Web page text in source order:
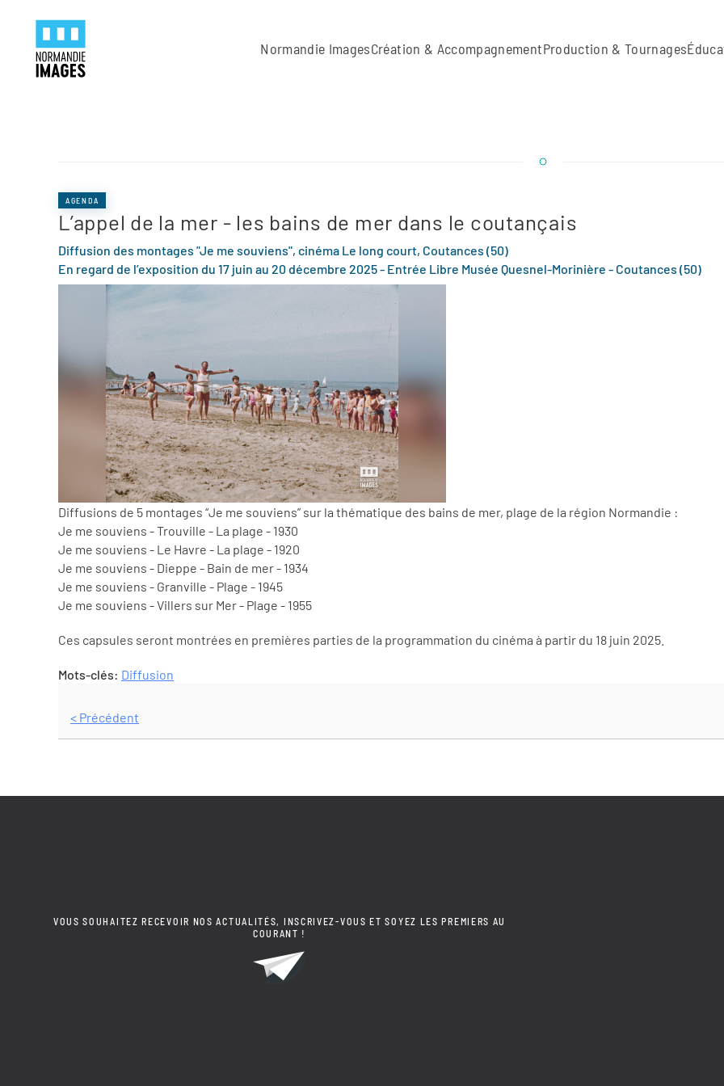
Skip to main content
Normandie ImagesCréation & AccompagnementProduction & Tournages
AGENDA
L’appel de la mer - les bains de mer dans le coutançais
Diffusion des montages "Je me souviens", cinéma Le long court, Coutances (50)
En regard de l’exposition du 17 juin au 20 décembre 2025 - Entrée Libre Musée Quesnel-Morinière - Coutances (50)
Diffusions de 5 montages “Je me souviens” sur la thématique des bains de mer, plage de la région Normandie :
Je me souviens - Trouville - La plage - 1930
Je me souviens - Le Havre - La plage - 1920
Je me souviens - Dieppe - Bain de mer - 1934
Je me souviens - Granville - Plage - 1945
Je me souviens - Villers sur Mer - Plage - 1955
Ces capsules seront montrées en premières parties de la programmation du cinéma à partir du 18 juin 2025.
Mots-clés: Diffusion
< Précédent
VOUS SOUHAITEZ RECEVOIR NOS ACTUALITÉS, INSCRIVEZ-VOUS ET SOYEZ LES PREMIERS AU
COURANT !